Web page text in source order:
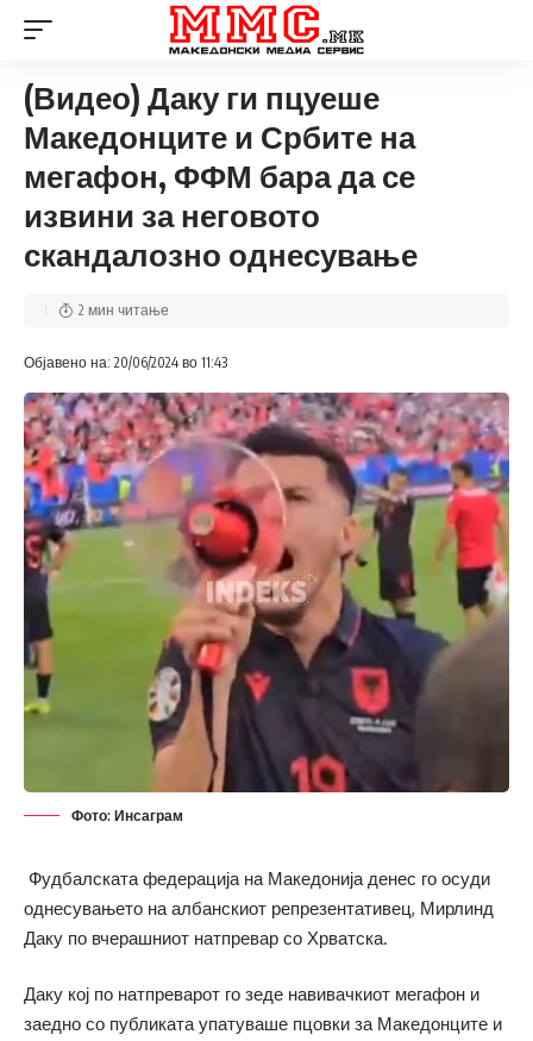
(Видео) Даку ги пцуеше
Македонците и Србите на
мегафон, ФФМ бара да се
извини за неговото
скандалозно однесување
Објавено на: 20/06/2024 во 11:43
2 мин читање
Фото: Инсаграм
Фудбалската федерација на Македонија денес го осуди
однесувањето на албанскиот репрезентативец, Мирлинд
Даку по вчерашниот натпревар со Хрватска.
Даку кој по натпреварот го зеде навивачкиот мегафон и
заедно со публиката упатуваше пцовки за Македонците и